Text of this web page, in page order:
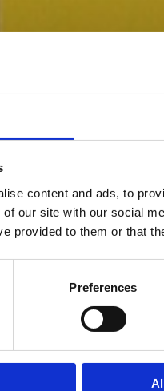
content and ads, to
our site with our social
provided to them or that
Preferences